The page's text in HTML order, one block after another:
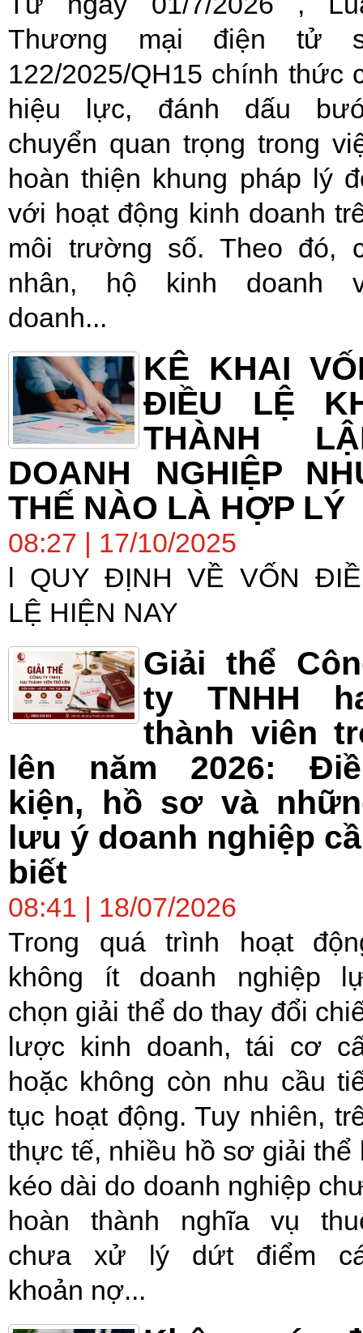
Thương mại điện tử
122/2025/QH15 chính thức
hiệu lực, đánh dấu
chuyển quan trọng trong
hoàn thiện khung pháp lý
với hoạt động kinh doanh
môi trường số. Theo đó,
nhân, hộ kinh doanh
doanh...
KÊ KHAI
ĐIỀU LỆ
THÀNH
DOANH NGHIỆP
THẾ NÀO LÀ HỢP LÝ
08:27 | 17/10/2025
l QUY ĐỊNH VỀ VỐN
LỆ HIỆN NAY
Giải thể
ty TNHH
thành viên
lên năm 2026:
kiện, hồ sơ và
lưu ý doanh nghiệp
biết
08:41 | 18/07/2026
Trong quá trình hoạt
không ít doanh nghiệp
chọn giải thể do thay đổi
lược kinh doanh, tái cơ
hoặc không còn nhu cầu
tục hoạt động. Tuy nhiên,
thực tế, nhiều hồ sơ giải thể
kéo dài do doanh nghiệp
hoàn thành nghĩa vụ
chưa xử lý dứt điểm
khoản nợ...